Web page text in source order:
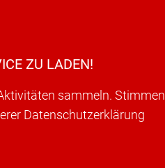
ZU LADEN!
sammeln. Stimmen
Datenschutzerklärung